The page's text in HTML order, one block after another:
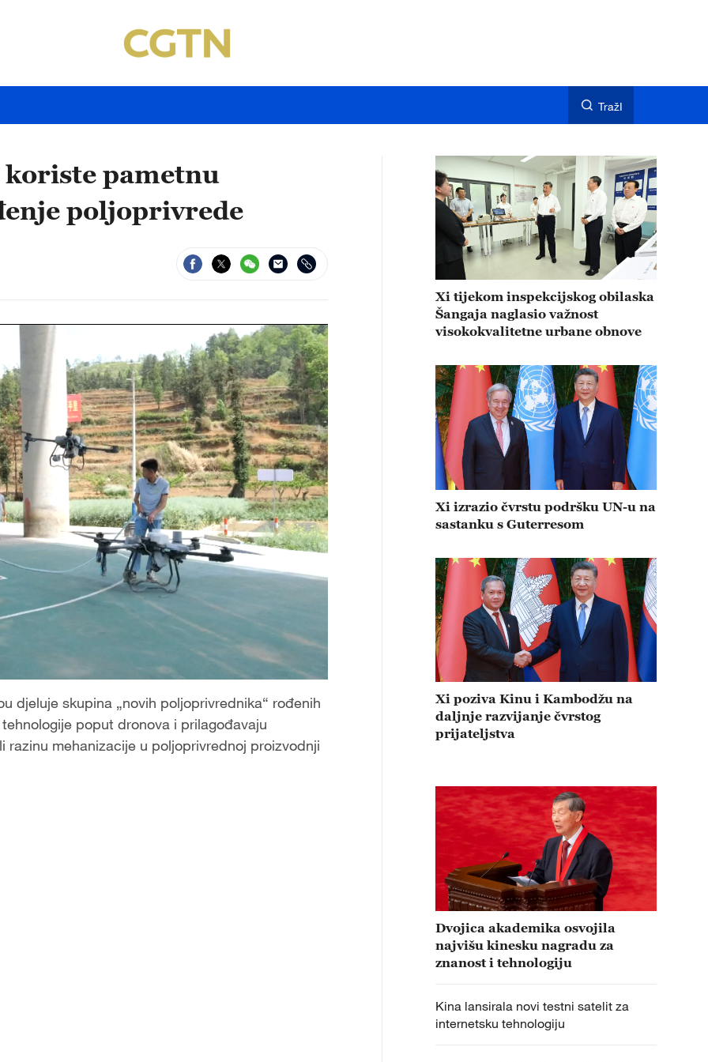
TražI
pametnu
poljoprivrede
djeluje skupina „novih poljoprivrednika“ rođenih
poput dronova i prilagođavaju
mehanizacije u poljoprivrednoj proizvodnji
Xi tijekom inspekcijskog obilaska
Šangaja naglasio važnost
visokokvalitetne urbane obnove
Xi izrazio čvrstu podršku UN-u na
sastanku s Guterresom
Xi poziva Kinu i Kambodžu na
daljnje razvijanje čvrstog
prijateljstva
Dvojica akademika osvojila
najvišu kinesku nagradu za
znanost i tehnologiju
Kina lansirala novi testni satelit za
internetsku tehnologiju